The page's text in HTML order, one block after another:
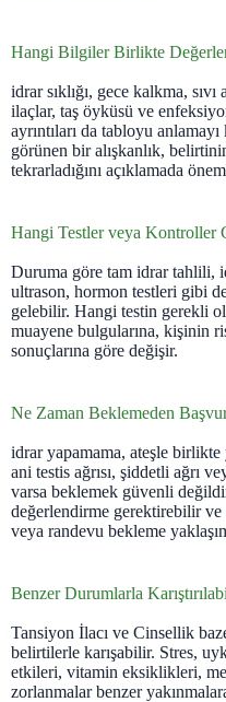
Hangi Bilgiler Birlikte
idrar sıklığı, gece kalkma, sıvı
ilaçlar, taş öyküsü ve
ayrıntıları da tabloyu
görünen bir alışkanlık,
tekrarladığını açıklamada
Hangi Testler veya Kontroller
Duruma göre tam idrar tahlili,
ultrason, hormon testleri gibi
gelebilir. Hangi testin gerekli
muayene bulgularına, kişinin
sonuçlarına göre değişir.
Ne Zaman Beklemeden
idrar yapamama, ateşle birlikte
ani testis ağrısı, şiddetli ağrı
varsa beklemek güvenli
değerlendirme gerektirebilir ve
veya randevu bekleme
Benzer Durumlarla
Tansiyon İlacı ve Cinsellik
belirtilerle karışabilir. Stres,
etkileri, vitamin eksiklikleri,
zorlanmalar benzer